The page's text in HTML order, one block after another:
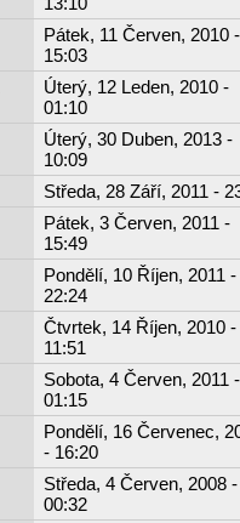
Pátek, 11 Červen, 2010 -
15:03
Úterý, 12 Leden, 2010 -
01:10
Úterý, 30 Duben, 2013 -
10:09
Středa, 28 Září, 2011 -
Pátek, 3 Červen, 2011 -
15:49
Pondělí, 10 Říjen, 2011 -
22:24
Čtvrtek, 14 Říjen, 2010 -
11:51
Sobota, 4 Červen, 2011 -
01:15
Pondělí, 16 Červenec,
- 16:20
Středa, 4 Červen, 2008 -
00:32